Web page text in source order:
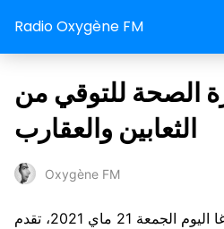
Radio Oxygène FM
الصحة للتوقي من
الثعابين والعقارب
Oxygène FM
نشرت وزارة الصحة، بلاغا اليوم الجمعة 21 ماي 2021، تقدم